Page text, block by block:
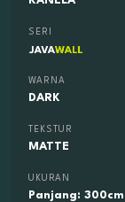
SERI
WARNA
DARK
TEKSTUR
MATTE
UKURAN
Panjang: 300cm